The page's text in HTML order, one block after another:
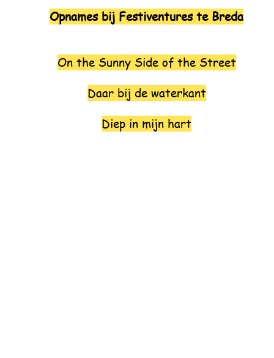
Opnames bij Festiventures te Breda
On the Sunny Side of the Street
Daar bij de waterkant
Diep in mijn hart